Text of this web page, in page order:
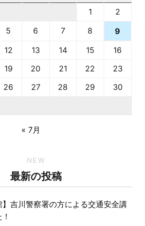
1
2
5 6 7 8
9
12 13 14 15
16
19 20 21 22
23
26 27 28 29
30
« 7月
NEW
最新の投稿
】吉川警察署の方による交通安全講